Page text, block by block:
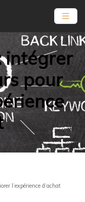
intégrer
pour
l’expérience d’achat